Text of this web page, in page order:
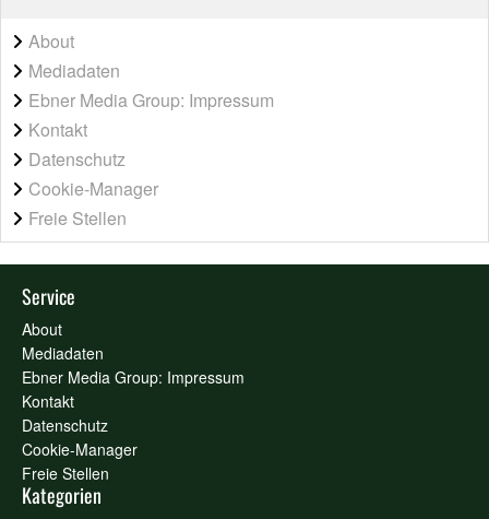
About
Mediadaten
Ebner Media Group: Impressum
Kontakt
Datenschutz
Cookie-Manager
Freie Stellen
Service
About
Mediadaten
Ebner Media Group: Impressum
Kontakt
Datenschutz
Cookie-Manager
Freie Stellen
Kategorien